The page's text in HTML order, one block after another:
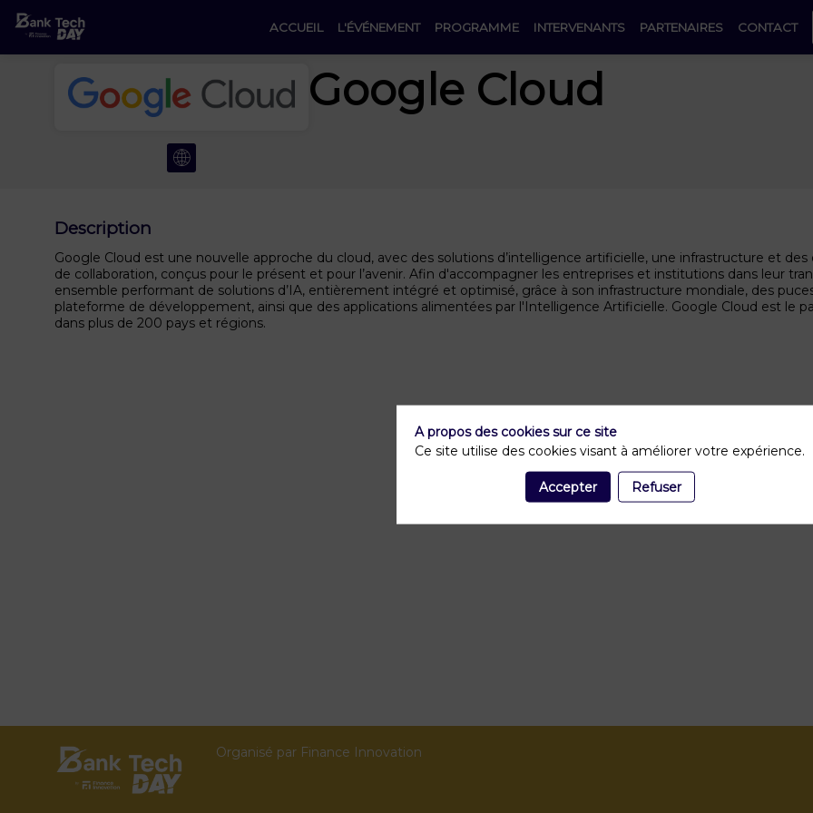
ACCUEIL L'ÉVÉNEMENT PROGRAMME INTERVENANTS PARTENAIRES CONTACT
Google Cloud
Description
Google Cloud est une nouvelle approche du cloud, avec des solutions d’intelligence artificielle, une infrastructure et
de collaboration, conçus pour le présent et pour l’avenir. Afin d'accompagner les entreprises et institutions dans leur
ensemble performant de solutions d’IA, entièrement intégré et optimisé, grâce à son infrastructure mondiale, des
plateforme de développement, ainsi que des applications alimentées par l'Intelligence Artificielle. Google Cloud est le
dans plus de 200 pays et régions.
Organisé par Finance Innovation
A propos des cookies sur ce site
Ce site utilise des cookies visant à améliorer votre expérience.
Accepter Refuser